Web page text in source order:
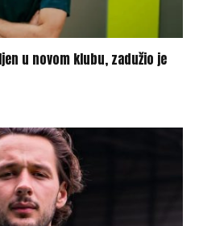
u novom klubu, zadužio je